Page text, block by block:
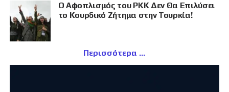
Ο Αφοπλισμός του PKK Δεν Θα Επιλύσει
το Κουρδικό Ζήτημα στην Τουρκία!
Περισσότερα